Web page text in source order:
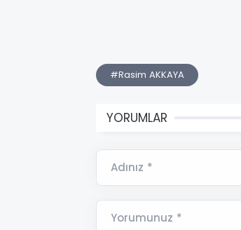
#Rasim AKKAYA
YORUMLAR
Adınız *
Yorumunuz *